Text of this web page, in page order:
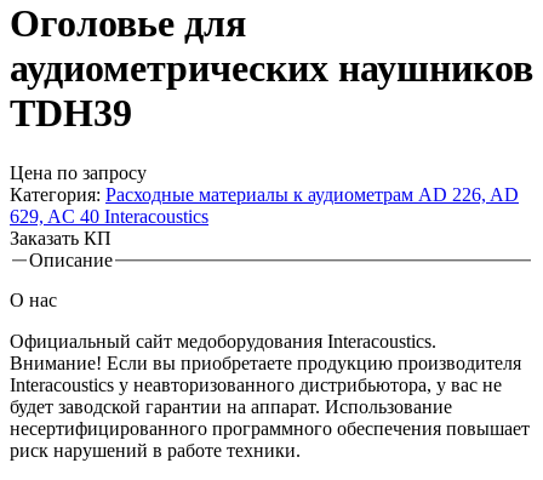
Оголовье для
аудиометрических наушников
TDH39
Цена по запросу
Категория: Расходные материалы к аудиометрам AD 226, AD
629, AC 40 Interacoustics
Заказать КП
Вкладки
Описание
О нас
Официальный сайт медоборудования Interacoustics.
Внимание! Если вы приобретаете продукцию производителя
Interacoustics у неавторизованного дистрибьютора, у вас не
будет заводской гарантии на аппарат. Использование
несертифицированного программного обеспечения повышает
риск нарушений в работе техники.